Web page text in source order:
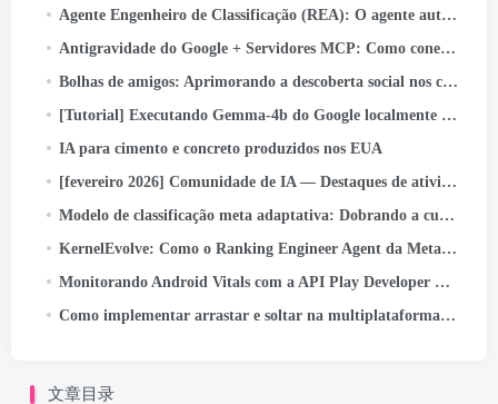
Agente Engenheiro de Classificação (REA): O agente autônomo de IA acelerando a inovação na classificação de anúncios da Meta
Antigravidade do Google + Servidores MCP: Como conectar GitHub e enviar código com apenas um prompt (Papel…
Bolhas de amigos: Aprimorando a descoberta social nos carretéis do Facebook
[Tutorial] Executando Gemma-4b do Google localmente com Google ADK e GPUs A40 duplas
IA para cimento e concreto produzidos nos EUA
[fevereiro 2026] Comunidade de IA — Destaques de atividades e conquistas
Modelo de classificação meta adaptativa: Dobrando a curva de escala de inferência para servir modelos em escala LLM para anúncios
KernelEvolve: Como o Ranking Engineer Agent da Meta otimiza a infraestrutura de IA
Monitorando Android Vitals com a API Play Developer Reporting
Como implementar arrastar e soltar na multiplataforma Kotlin
文章目录